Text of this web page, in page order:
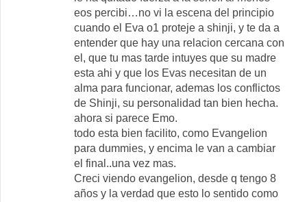
eos percibi…no vi la escena del principio
cuando el Eva o1 proteje a shinji, y te da a
entender que hay una relacion cercana con
el, que tu mas tarde intuyes que su madre
esta ahi y que los Evas necesitan de un
alma para funcionar, ademas los conflictos
de Shinji, su personalidad tan bien hecha.
ahora si parece Emo.
todo esta bien facilito, como Evangelion
para dummies, y encima le van a cambiar
el final..una vez mas.
Creci viendo evangelion, desde q tengo 8
años y la verdad que esto lo sentido como